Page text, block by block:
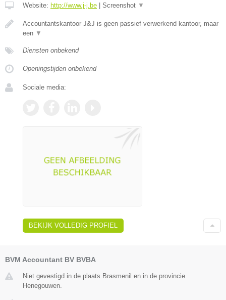
Website: http://www.j-j.be Screenshot ▼
Accountantskantoor J&J is geen passief verwerkend kantoor, maar
een ▼
Diensten onbekend
Openingstijden onbekend
Sociale media:
BEKIJK VOLLEDIG PROFIEL
BVM Accountant BV BVBA
Niet gevestigd in de plaats Brasmenil en in de provincie
Henegouwen.